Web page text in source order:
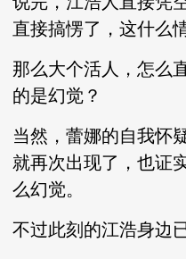
直接搞愣了，这什么
那么大个活人，怎么
的是幻觉？
当然，蕾娜的自我怀
就再次出现了，也证
么幻觉。
不过此刻的江浩身边